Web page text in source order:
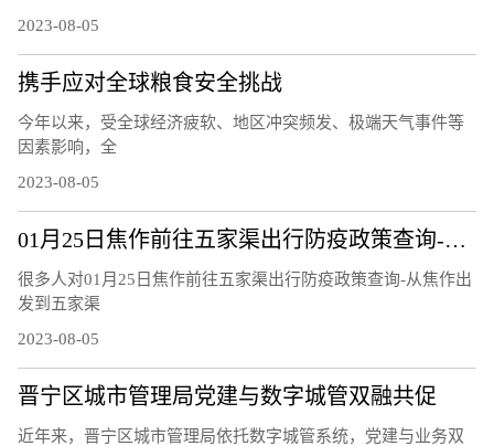
2023-08-05
携手应对全球粮食安全挑战
今年以来，受全球经济疲软、地区冲突频发、极端天气事件等
因素影响，全
2023-08-05
01月25日焦作前往五家渠出行防疫政策查询-从焦作出发到五家渠的防疫政策
很多人对01月25日焦作前往五家渠出行防疫政策查询-从焦作出
发到五家渠
2023-08-05
晋宁区城市管理局党建与数字城管双融共促
近年来，晋宁区城市管理局依托数字城管系统，党建与业务双